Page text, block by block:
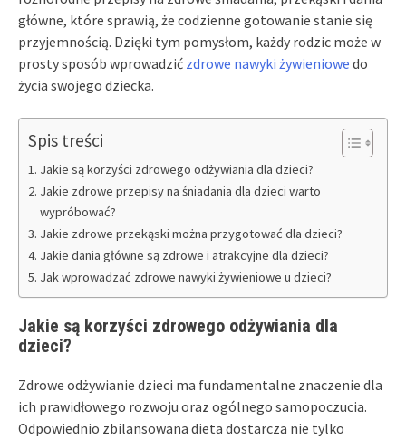
główne, które sprawią, że codzienne gotowanie stanie się
przyjemnością. Dzięki tym pomysłom, każdy rodzic może w
prosty sposób wprowadzić zdrowe nawyki żywieniowe do
życia swojego dziecka.
Spis treści
Jakie są korzyści zdrowego odżywiania dla dzieci?
Jakie zdrowe przepisy na śniadania dla dzieci warto
wypróbować?
Jakie zdrowe przekąski można przygotować dla dzieci?
Jakie dania główne są zdrowe i atrakcyjne dla dzieci?
Jak wprowadzać zdrowe nawyki żywieniowe u dzieci?
Jakie są korzyści zdrowego odżywiania dla
dzieci?
Zdrowe odżywianie dzieci ma fundamentalne znaczenie dla
ich prawidłowego rozwoju oraz ogólnego samopoczucia.
Odpowiednio zbilansowana dieta dostarcza nie tylko